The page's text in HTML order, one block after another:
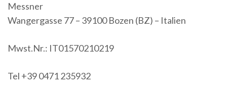
Messner
Wangergasse 77 – 39100 Bozen (BZ) – Italien
Mwst.Nr.: IT01570210219
Tel +39 0471 235932